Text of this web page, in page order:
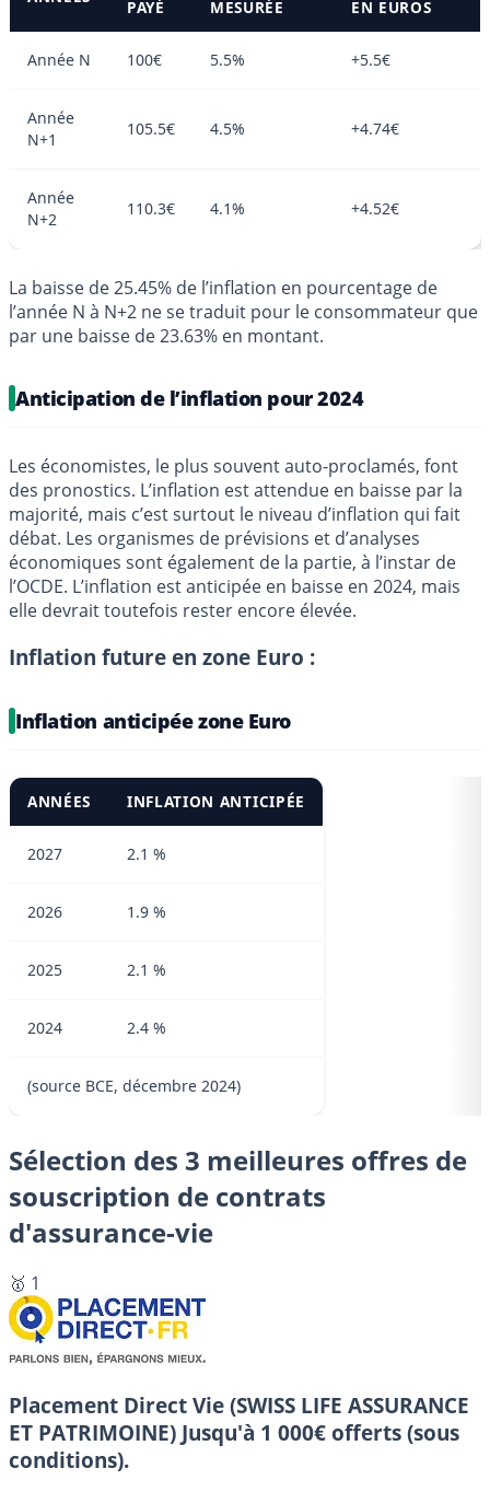
PAYÉ MESURÉE EN EUROS
Année N 100€ 5.5% +5.5€
Année
N+1
105.5€ 4.5% +4.74€
Année
N+2
110.3€ 4.1% +4.52€
La baisse de 25.45% de l’inflation en pourcentage de
l’année N à N+2 ne se traduit pour le consommateur que
par une baisse de 23.63% en montant.
Anticipation de l’inflation pour 2024
Les économistes, le plus souvent auto-proclamés, font
des pronostics. L’inflation est attendue en baisse par la
majorité, mais c’est surtout le niveau d’inflation qui fait
débat. Les organismes de prévisions et d’analyses
économiques sont également de la partie, à l’instar de
l’OCDE. L’inflation est anticipée en baisse en 2024, mais
elle devrait toutefois rester encore élevée.
Inflation future en zone Euro :
Inflation anticipée zone Euro
ANNÉES INFLATION ANTICIPÉE
2027 2.1 %
2026 1.9 %
2025 2.1 %
2024 2.4 %
(source BCE, décembre 2024)
Sélection des 3 meilleures offres de
souscription de contrats
d'assurance-vie
🥇 1
Placement Direct Vie (SWISS LIFE ASSURANCE
ET PATRIMOINE) Jusqu'à 1 000€ offerts (sous
conditions).